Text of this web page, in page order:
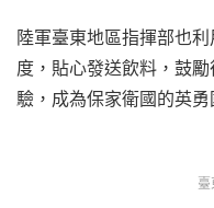
陸軍臺東地區指揮部也
度，貼心發送飲料，鼓
驗，成為保家衛國的英